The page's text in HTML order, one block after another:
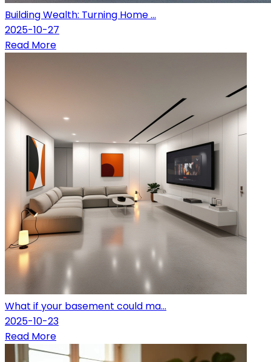
Building Wealth: Turning Home ...
2025-10-27
Read More
What if your basement could ma...
2025-10-23
Read More